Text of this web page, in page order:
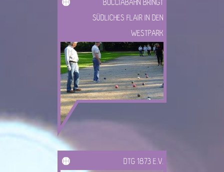
BOCCIABAHN BRINGT
SÜDLICHES FLAIR IN DEN
WESTPARK
DTG 1873 E.V.